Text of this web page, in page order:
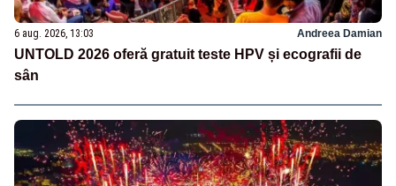
6 aug. 2026, 13:03 Andreea Damian
UNTOLD 2026 oferă gratuit teste HPV și ecografii de
sân